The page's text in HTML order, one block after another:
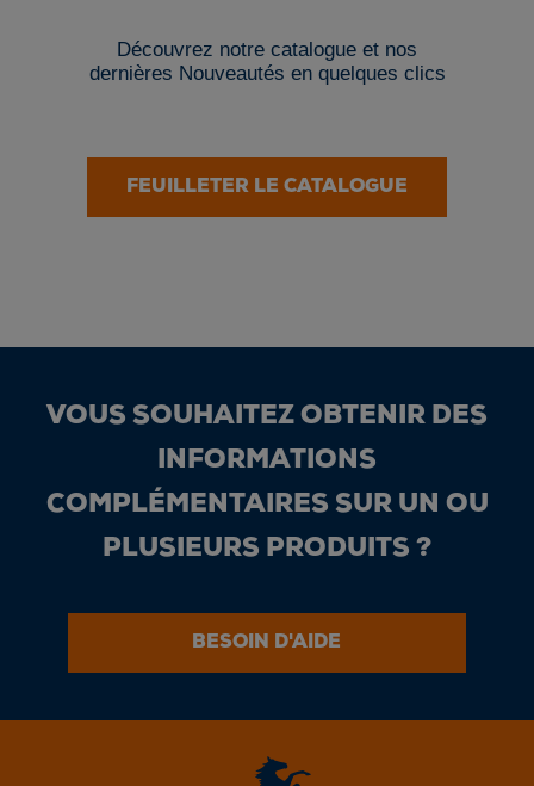
Découvrez notre catalogue et nos
dernières Nouveautés en quelques clics
FEUILLETER LE CATALOGUE
VOUS SOUHAITEZ OBTENIR DES
INFORMATIONS
COMPLÉMENTAIRES SUR UN OU
PLUSIEURS PRODUITS ?
BESOIN D'AIDE